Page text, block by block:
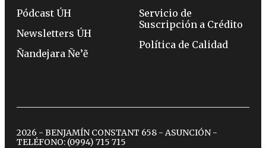
Pódcast ÚH
Newsletters ÚH
Ñandejara Ñe’ẽ
Servicio de
Suscripción a Crédito
Política de Calidad
2026 - BENJAMÍN CONSTANT 658 - ASUNCIÓN -
TELÉFONO: (0994) 715 715